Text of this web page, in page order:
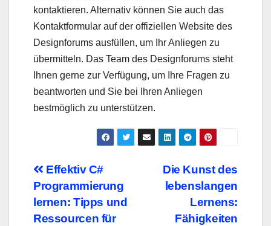
kontaktieren. Alternativ können Sie auch das
Kontaktformular auf der offiziellen Website des
Designforums ausfüllen, um Ihr Anliegen zu
übermitteln. Das Team des Designforums steht
Ihnen gerne zur Verfügung, um Ihre Fragen zu
beantworten und Sie bei Ihren Anliegen
bestmöglich zu unterstützen.
Beitragsnavigation
Die Kunst des
lebenslangen
Lernens:
Fähigkeiten
Effektiv C#
Programmierung
lernen: Tipps und
Ressourcen für